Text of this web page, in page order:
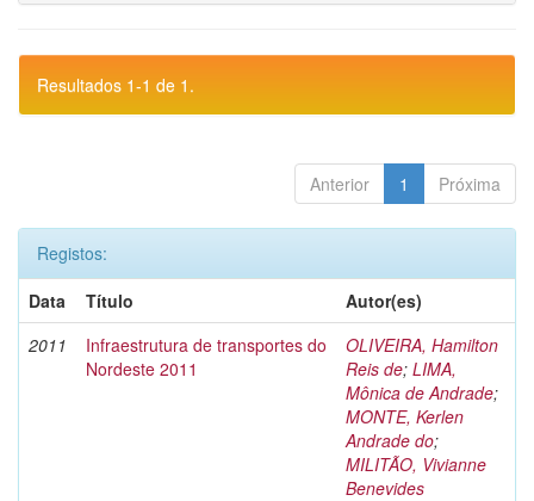
Resultados 1-1 de 1.
Anterior 1 Próxima
Registos:
Data
Título
Autor(es)
2011
Infraestrutura de transportes do
Nordeste 2011
OLIVEIRA, Hamilton
Reis de; LIMA,
Mônica de Andrade;
MONTE, Kerlen
Andrade do;
MILITÃO, Vivianne
Benevides